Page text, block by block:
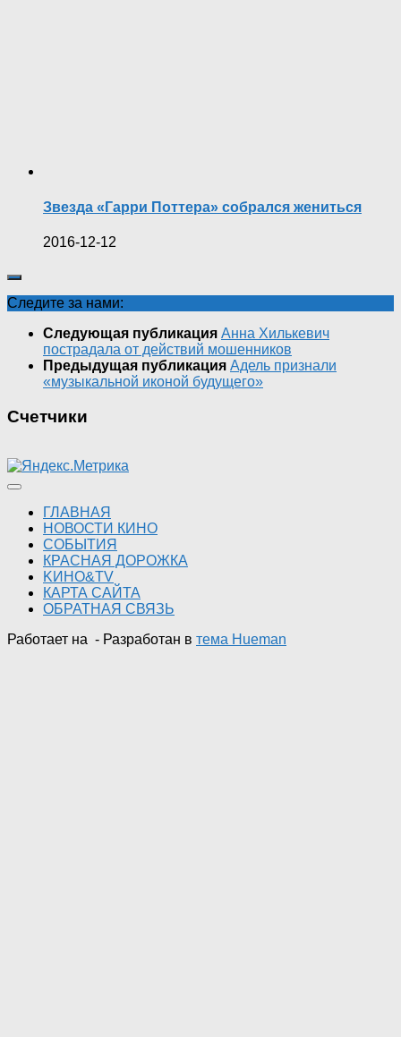
Звезда «Гарри Поттера» собрался жениться
2016-12-12
Следите за нами:
Следующая публикация Анна Хилькевич
пострадала от действий мошенников
Предыдущая публикация Адель признали
«музыкальной иконой будущего»
Счетчики
ГЛАВНАЯ
НОВОСТИ КИНО
СОБЫТИЯ
КРАСНАЯ ДОРОЖКА
KИНО&TV
КАРТА САЙТА
ОБРАТНАЯ СВЯЗЬ
Работает на - Разработан в тема Hueman